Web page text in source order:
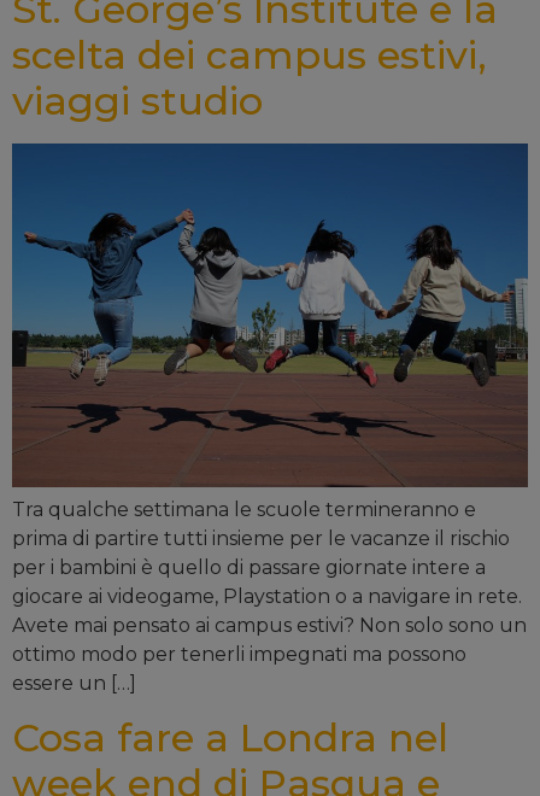
scelta dei campus estivi,
viaggi studio
Tra qualche settimana le scuole termineranno e
prima di partire tutti insieme per le vacanze il rischio
per i bambini è quello di passare giornate intere a
giocare ai videogame, Playstation o a navigare in rete.
Avete mai pensato ai campus estivi? Non solo sono un
ottimo modo per tenerli impegnati ma possono
essere un […]
Cosa fare a Londra nel
week end di Pasqua e